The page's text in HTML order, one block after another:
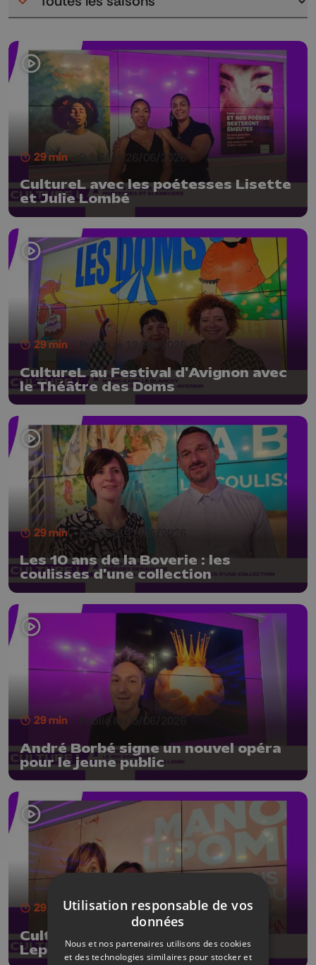
29 min- Publié le 26/06/2026
CultureL avec les poétesses Lisette
et Julie Lombé
29 min - Publié le 19/06/2026
CultureL au Festival d'Avignon avec
le Théâtre des Doms
29 min- Publié le 12/06/2026
Les 10 ans de la Boverie : les
coulisses d'une collection
29 min - Publié le 05/06/2026
André Borbé signe un nouvel opéra
pour le jeune public
29 min- Publié le 29/05/2026
CultureL avec l'humoriste Manon
Lepomme
Utilisation responsable de vos
données
Nous et nos partenaires utilisons des cookies
et des technologies similaires pour stocker et